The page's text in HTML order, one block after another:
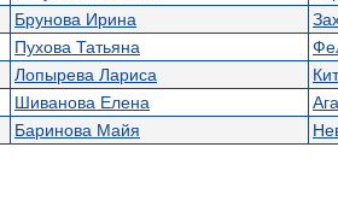
Брунова Ирина
Пухова Татьяна
Лопырева Лариса
Шиванова Елена
Баринова Майя